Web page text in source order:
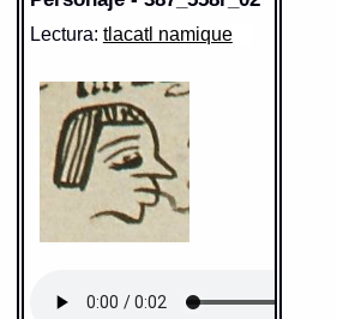
Lectura: tlacatl namique